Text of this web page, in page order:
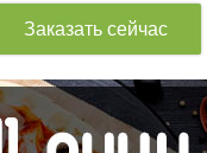
Заказать сейчас